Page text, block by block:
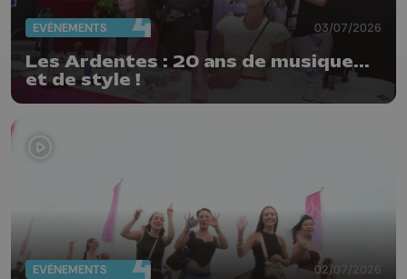
EVÈNEMENTS 03/07/2026
Les Ardentes : 20 ans de musique...
et de style !
EVÈNEMENTS 02/07/2026